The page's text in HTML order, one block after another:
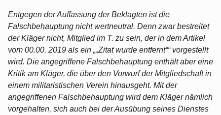
Entgegen der Auffassung der Beklagten ist die
Falschbehauptung nicht wertneutral. Denn zwar bestreitet
der Kläger nicht, Mitglied im T. zu sein, der in dem Artikel
vom 00.00. 2019 als ein „„Zitat wurde entfernt““ vorgestellt
wird. Die angegriffene Falschbehauptung enthält aber eine
Kritik am Kläger, die über den Vorwurf der Mitgliedschaft in
einem militaristischen Verein hinausgeht. Mit der
angegriffenen Falschbehauptung wird dem Kläger nämlich
vorgehalten, sich auch bei der Ausübung seines Dienstes